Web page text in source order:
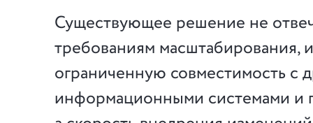
Существующее решение не
требованиям масштабирования,
ограниченную совместимость с
информационными системами и